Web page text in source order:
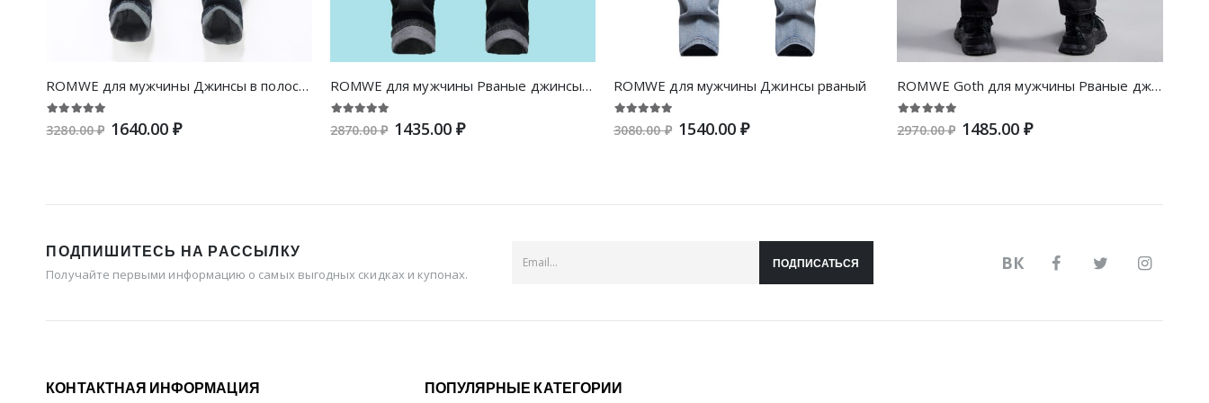
ROMWE для мужчины Джинсы в полоску
3280.00 ₽ 1640.00 ₽
ROMWE для мужчины Рваные джинсы с узором
2870.00 ₽ 1435.00 ₽
ROMWE для мужчины Джинсы рваный
3080.00 ₽ 1540.00 ₽
ROMWE Goth для мужчины Рваные джинсы в клетку без пояса
2970.00 ₽ 1485.00 ₽
ПОДПИШИТЕСЬ НА РАССЫЛКУ
Получайте первыми информацию о самых выгодных скидках и купонах.
ПОДПИСАТЬСЯ ВК
КОНТАКТНАЯ ИНФОРМАЦИЯ ПОПУЛЯРНЫЕ КАТЕГОРИИ